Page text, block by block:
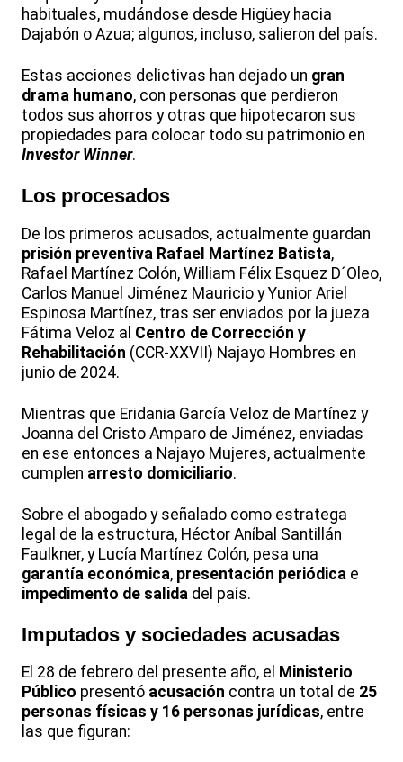
habituales, mudándose desde Higüey hacia
Dajabón o Azua; algunos, incluso, salieron del país.
Estas acciones delictivas han dejado un gran
drama humano, con personas que perdieron
todos sus ahorros y otras que hipotecaron sus
propiedades para colocar todo su patrimonio en
Investor Winner.
Los procesados
De los primeros acusados, actualmente guardan
prisión preventiva Rafael Martínez Batista,
Rafael Martínez Colón, William Félix Esquez D´Oleo,
Carlos Manuel Jiménez Mauricio y Yunior Ariel
Espinosa Martínez, tras ser enviados por la jueza
Fátima Veloz al Centro de Corrección y
Rehabilitación (CCR-XXVII) Najayo Hombres en
junio de 2024.
Mientras que Eridania García Veloz de Martínez y
Joanna del Cristo Amparo de Jiménez, enviadas
en ese entonces a Najayo Mujeres, actualmente
cumplen arresto domiciliario.
Sobre el abogado y señalado como estratega
legal de la estructura, Héctor Aníbal Santillán
Faulkner, y Lucía Martínez Colón, pesa una
garantía económica, presentación periódica e
impedimento de salida del país.
Imputados y sociedades acusadas
El 28 de febrero del presente año, el Ministerio
Público presentó acusación contra un total de 25
personas físicas y 16 personas jurídicas, entre
las que figuran: